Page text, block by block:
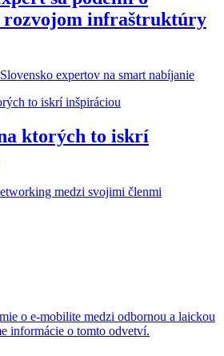
rozvojom infraštruktúry
expertov na smart nabíjanie
ktorých to iskrí
medzi svojimi členmi
o e-mobilite medzi odbornou a laickou
informácie o tomto odvetví.